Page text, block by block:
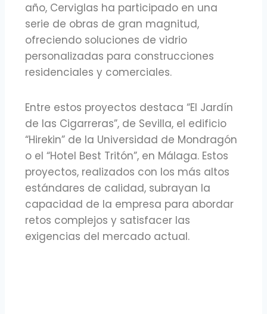
año, Cerviglas ha participado en una
serie de obras de gran magnitud,
ofreciendo soluciones de vidrio
personalizadas para construcciones
residenciales y comerciales.
Entre estos proyectos destaca “El Jardín
de las Cigarreras”, de Sevilla, el edificio
“Hirekin” de la Universidad de Mondragón
o el “Hotel Best Tritón”, en Málaga. Estos
proyectos, realizados con los más altos
estándares de calidad, subrayan la
capacidad de la empresa para abordar
retos complejos y satisfacer las
exigencias del mercado actual.